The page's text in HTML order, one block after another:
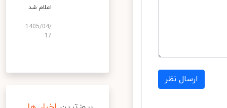
ارسال نظر
اعلام شد
1405/04/
17